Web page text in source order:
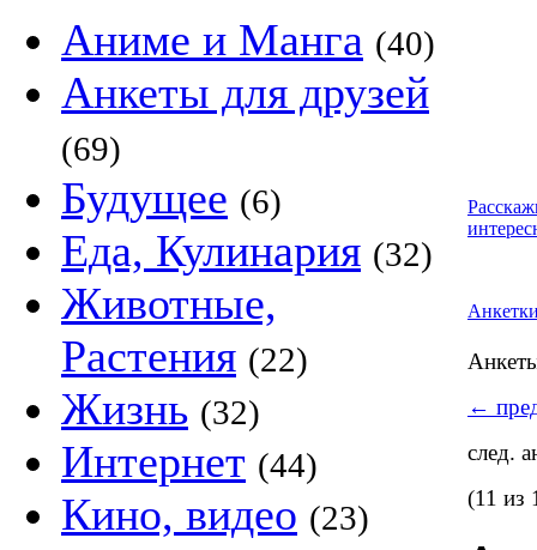
Аниме и Манга (40)
Анкеты для друзей
(69)
Будущее (6)
Еда, Кулинария (32)
Животные,
Растения (22)
Жизнь (32)
Интернет (44)
Кино, видео (23)
←
след.
(11 из